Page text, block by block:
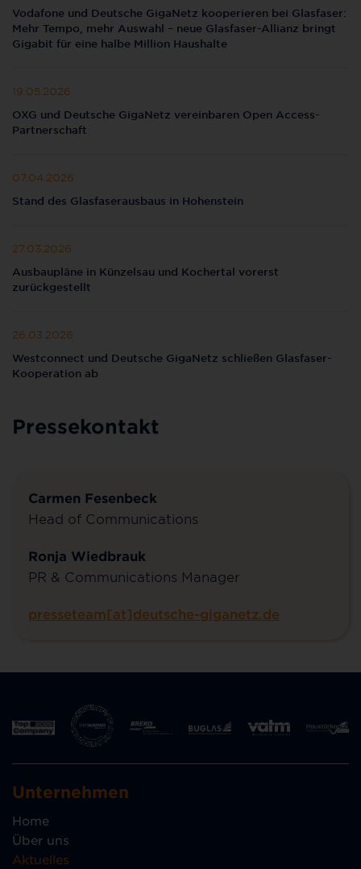
Vodafone und Deutsche GigaNetz kooperieren bei Glasfaser:
Mehr Tempo, mehr Auswahl – neue Glasfaser-Allianz bringt
Gigabit für eine halbe Million Haushalte
19.05.2026
OXG und Deutsche GigaNetz vereinbaren Open Access-
Partnerschaft
07.04.2026
Stand des Glasfaserausbaus in Hohenstein
27.03.2026
Ausbaupläne in Künzelsau und Kochertal vorerst
zurückgestellt
26.03.2026
Westconnect und Deutsche GigaNetz schließen Glasfaser-
Kooperation ab
Pressekontakt
Carmen Fesenbeck
Head of Communications
Ronja Wiedbrauk
PR & Communications Manager
presseteam[at]deutsche-giganetz.de
Unternehmen
Home
Über uns
Aktuelles